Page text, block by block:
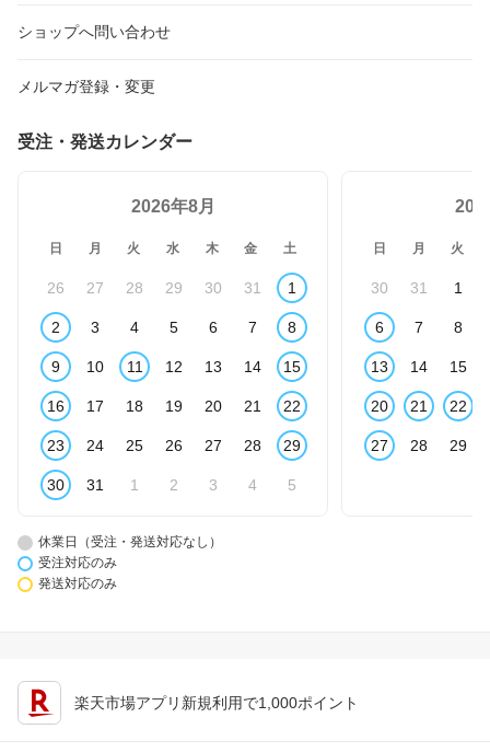
ショップへ問い合わせ
メルマガ登録・変更
受注・発送カレンダー
2026年8月
日 月 火 水 木 金 土
26 27 28 29 30 31 1
2 3 4 5 6 7 8
9 10 11 12 13 14 15
16 17 18 19 20 21 22
23 24 25 26 27 28 29
30 31 1 2 3 4 5
日 月 火
30 31 1
6 7 8
13 14 15
20 21 22
27 28 29
休業日（受注・発送対応なし）
受注対応のみ
発送対応のみ
楽天市場アプリ新規利用で1,000ポイント